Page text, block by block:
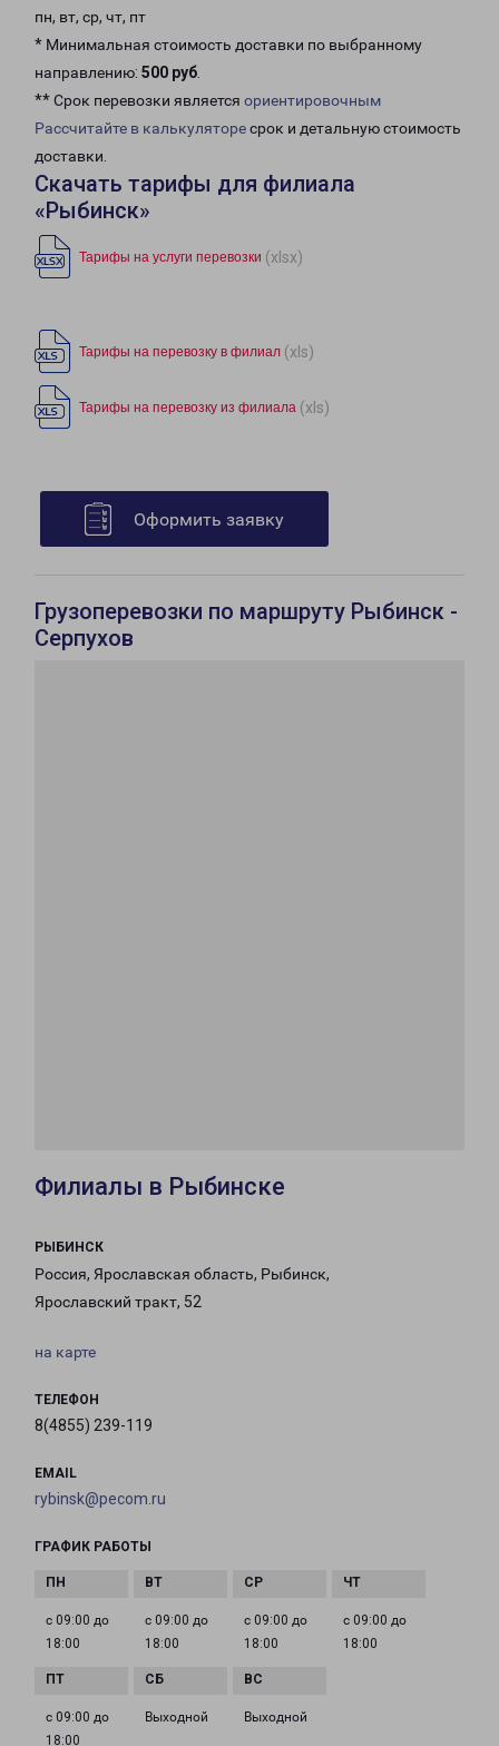
пн, вт, ср, чт, пт
* Минимальная стоимость доставки по выбранному
направлению: 500 руб.
** Срок перевозки является ориентировочным
Рассчитайте в калькуляторесрок и детальную стоимость
доставки.
Скачать тарифы для филиала
«Рыбинск»
Тарифы на услуги перевозки (xlsx)
Тарифы на перевозку в филиал (xls)
Тарифы на перевозку из филиала (xls)
Оформить заявку
Грузоперевозки по маршруту Рыбинск -
Серпухов
Филиалы в Рыбинске
РЫБИНСК
Россия, Ярославская область, Рыбинск,
Ярославский тракт, 52
на карте
ТЕЛЕФОН
8(4855) 239-119
EMAIL
rybinsk@pecom.ru
ГРАФИК РАБОТЫ
с 09:00 до
18:00
с 09:00 до
18:00
с 09:00 до
18:00
с 09:00 до
18:00
с 09:00 до
18:00
Выходной Выходной